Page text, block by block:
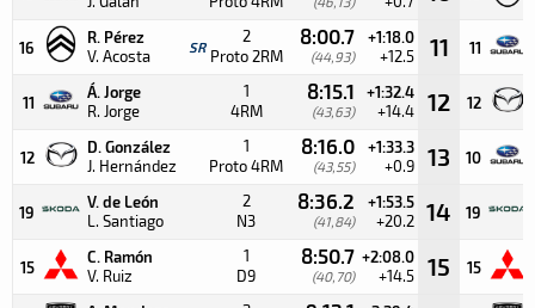
16
R. Pérez
V. Acosta SR
2
Proto 2RM
8:00.7
(44,93)
+1:18.0
+12.5 11 11
11
Á. Jorge
R. Jorge
1
4RM
8:15.1
(43,63)
+1:32.4
+14.4 12 12
12
D. González
J. Hernández
1
Proto 4RM
8:16.0
(43,55)
+1:33.3
+0.9 13 10
19
V. de León
L. Santiago
2
N3
8:36.2
(41,84)
+1:53.5
+20.2 14 19
15
C. Ramón
V. Ruiz
1
D9
8:50.7
(40,70)
+2:08.0
+14.5 15 15